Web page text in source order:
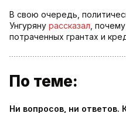
В свою очередь,
Унгуряну рассказал ,
потраченных грантах и
По теме:
Ни вопросов, ни ответов.